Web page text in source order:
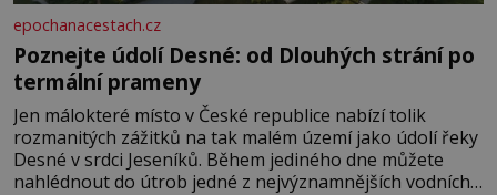
epochanacestach.cz
Poznejte údolí Desné: od Dlouhých strání po
termální prameny
Jen málokteré místo v České republice nabízí tolik
rozmanitých zážitků na tak malém území jako údolí řeky
Desné v srdci Jeseníků. Během jediného dne můžete
nahlédnout do útrob jedné z nejvýznamnějších vodních